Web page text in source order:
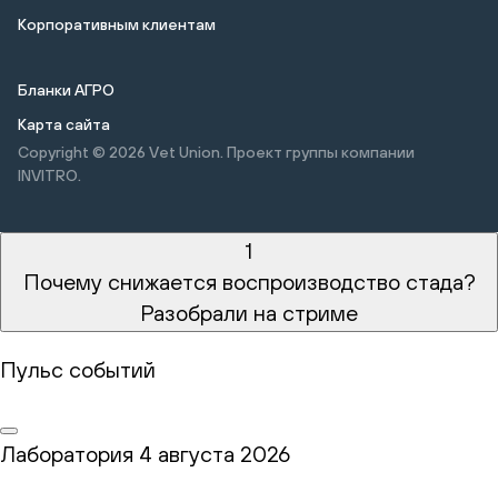
Корпоративным клиентам
Бланки АГРО
Карта сайта
Copyright © 2026 Vet Union. Проект группы компании
INVITRO.
1
Почему снижается воспроизводство стада?
Разобрали на стриме
Пульс событий
Лаборатория 4 августа 2026